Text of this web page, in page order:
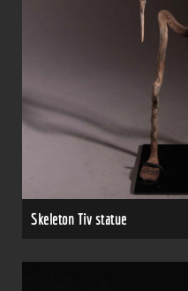
Skeleton Tiv statue